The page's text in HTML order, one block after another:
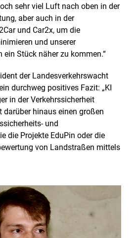
sehr viel Luft nach oben in der
aber auch in der
und Car2x, um die
und unserer
ein Stück näher zu kommen.“
der Landesverkehrswacht
durchweg positives Fazit: „KI
in der Verkehrssicherheit
darüber hinaus einen großen
und
die Projekte EduPin oder die
von Landstraßen mittels